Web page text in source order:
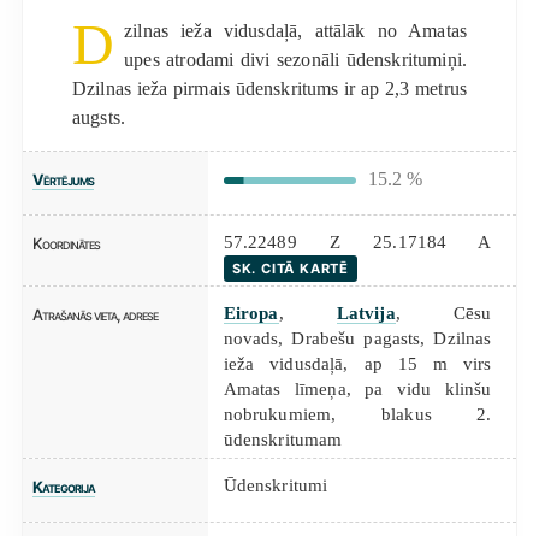
D zilnas ieža vidusdaļā, attālāk no Amatas
upes atrodami divi sezonāli ūdenskritumiņi.
Dzilnas ieža pirmais ūdenskritums ir ap 2,3 metrus
augsts.
Vērtējums 15.2 %
Koordinātes 57.22489 Z 25.17184 A
SK. CITĀ KARTĒ
Atrašanās vieta, adrese Eiropa, Latvija, Cēsu
novads, Drabešu pagasts, Dzilnas
ieža vidusdaļā, ap 15 m virs
Amatas līmeņa, pa vidu klinšu
nobrukumiem, blakus 2.
ūdenskritumam
Kategorija Ūdenskritumi